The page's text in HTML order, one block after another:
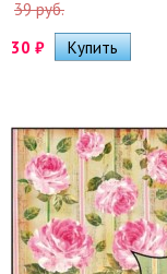
39 руб.
30 ₽